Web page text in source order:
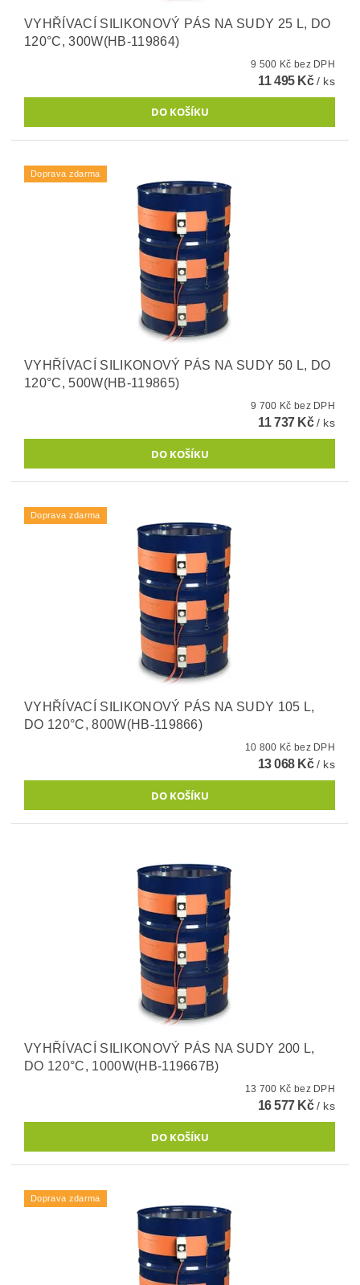
VYHŘÍVACÍ SILIKONOVÝ PÁS NA SUDY 25 L, DO
120°C, 300W(HB-119864)
9 500 Kč bez DPH
11 495 Kč/ ks
Doprava zdarma
VYHŘÍVACÍ SILIKONOVÝ PÁS NA SUDY 50 L, DO
120°C, 500W(HB-119865)
9 700 Kč bez DPH
11 737 Kč/ ks
Doprava zdarma
VYHŘÍVACÍ SILIKONOVÝ PÁS NA SUDY 105 L,
DO 120°C, 800W(HB-119866)
10 800 Kč bez DPH
13 068 Kč/ ks
VYHŘÍVACÍ SILIKONOVÝ PÁS NA SUDY 200 L,
DO 120°C, 1000W(HB-119667B)
13 700 Kč bez DPH
16 577 Kč/ ks
Doprava zdarma